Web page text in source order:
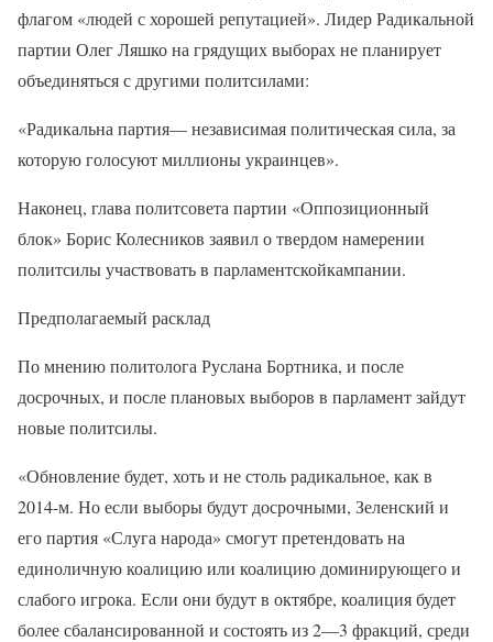
флагом «людей с хорошей репутацией». Лидер Радикальной
партии Олег Ляшко на грядущих выборах не планирует
объединяться с другими политсилами:
«Радикальна партия— независимая политическая сила, за
которую голосуют миллионы украинцев».
Наконец, глава политсовета партии «Оппозиционный
блок» Борис Колесников заявил о твердом намерении
политсилы участвовать в парламентскойкампании.
Предполагаемый расклад
По мнению политолога Руслана Бортника, и после
досрочных, и после плановых выборов в парламент зайдут
новые политсилы.
«Обновление будет, хоть и не столь радикальное, как в
2014-м. Но если выборы будут досрочными, Зеленский и
его партия «Слуга народа» смогут претендовать на
единоличную коалицию или коалицию доминирующего и
слабого игрока. Если они будут в октябре, коалиция будет
более сбалансированной и состоять из 2—3 фракций, среди